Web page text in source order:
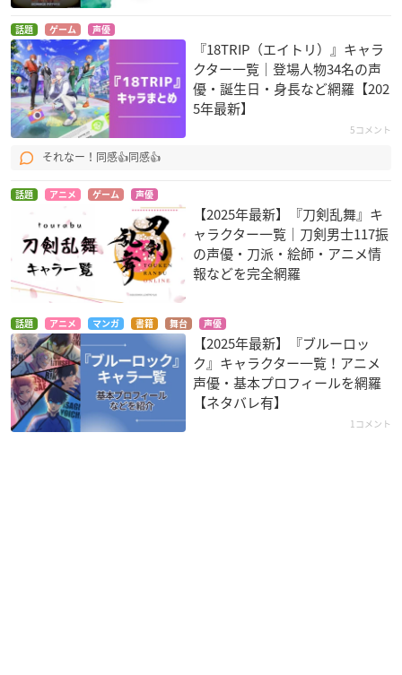
・タワーレコード限定：5,500円（税
抜）
CD＋DVD＋オリジナルソリッドラバ
ーマグネット[ネイビー]
・初回限定盤：4,000円（税抜）
CD＋DVD
・通常版：2,800円（税抜）
CD
【特典】
タワーレコード：複製サイン＆コメント入りL判ブロマイド ※3
形態対象
メーカー：ライナーノーツ ※3形態対象
話題 ゲーム 声優
『18TRIP（エイトリ）』キャラ
クター一覧｜登場人物34名の声
優・誕生日・身長など網羅【202
5年最新】
5コメント
それなー！同感👍同感👍
話題 アニメ ゲーム 声優
【2025年最新】『刀剣乱舞』キ
ャラクター一覧｜刀剣男士117振
の声優・刀派・絵師・アニメ情
報などを完全網羅
話題 アニメ マンガ 書籍 舞台 声優
【2025年最新】『ブルーロッ
ク』キャラクター一覧！アニメ
声優・基本プロフィールを網羅
【ネタバレ有】
1コメント